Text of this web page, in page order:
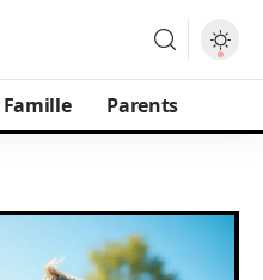
Famille Parents